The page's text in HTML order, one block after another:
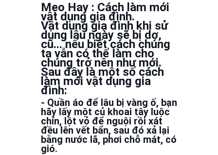
Mẹo Hay : Cách làm mới
vật dụng gia đình.
Vật dụng gia đình khi sử
dụng lâu ngày sẽ bị dơ,
cũ... nếu biết cách chúng
ta vẫn có thể làm cho
chúng trở nên như mới.
Sau đây là một số cách
làm mới vật dụng gia
đình:
- Quần áo để lâu bị vàng ố, bạn
hãy lấy một củ khoai tây luộc
chín, lột vỏ để nguội rồi xát
đều lên vết bẩn, sau đó xả lại
bằng nước lã, phơi chỗ mát, có
gió.